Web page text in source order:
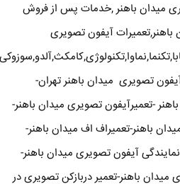
میدان باهنر ,خدمات پس از فروش
آیفون تصویری
تصویری میدان باهنر تهران-
-تعمیرآیفون تصویری میدان باهنر-
باهنر-تعمیراف اف میدان باهنر-
آیفون تصویری میدان باهنر-
باهنر-تعمیر دربازکن تصویری در